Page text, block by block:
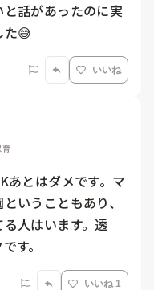
話があったのに実
た😅
いいね
育
あとはダメです。マ
いうこともあり、
人はいます。透
いいね 1